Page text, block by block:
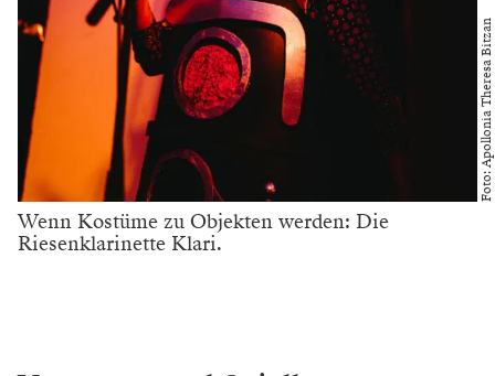
Foto: Apollonia Theresa Bitzan
Wenn Kostüme zu Objekten werden: Die
Riesenklarinette Klari.